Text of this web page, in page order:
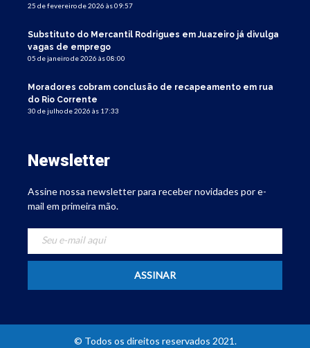
25 de fevereiro de 2026 às 09:57
Substituto do Mercantil Rodrigues em Juazeiro já divulga
vagas de emprego
05 de janeiro de 2026 às 08:00
Moradores cobram conclusão de recapeamento em rua
do Rio Corrente
30 de julho de 2026 às 17:33
Newsletter
Assine nossa newsletter para receber novidades por e-
mail em primeira mão.
© Todos os direitos reservados 2021.